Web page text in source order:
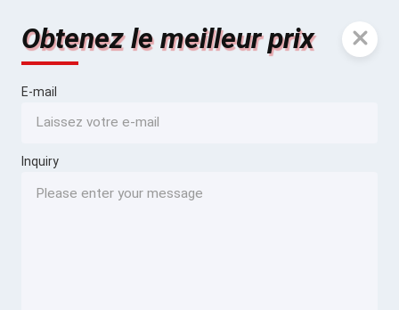
Obtenez le meilleur prix
E-mail
Inquiry